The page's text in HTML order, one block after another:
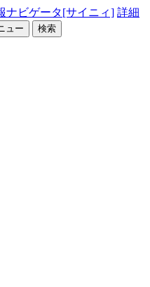
ナビゲータ[サイニィ] 詳細
ュー 検索